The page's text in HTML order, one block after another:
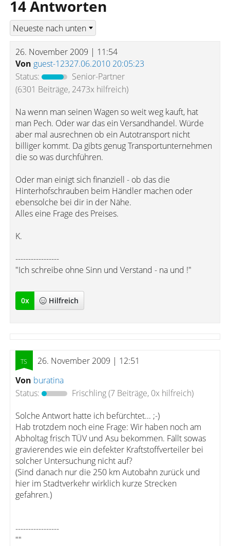
14 Antworten
26. November 2009 | 11:54
Von guest-12327.06.2010 20:05:23
Status:
Senior-Partner
(6301 Beiträge, 2473x hilfreich)
Na wenn man seinen Wagen so weit weg kauft, hat
man Pech. Oder war das ein Versandhandel. Würde
aber mal ausrechnen ob ein Autotransport nicht
billiger kommt. Da gibts genug Transportunternehmen
die so was durchführen.
Oder man einigt sich finanziell - ob das die
Hinterhofschrauben beim Händler machen oder
ebensolche bei dir in der Nähe.
Alles eine Frage des Preises.
K.
-----------------
"Ich schreibe ohne Sinn und Verstand - na und !"
0x Hilfreich
26. November 2009 | 12:51
Von buratina
Status:
Frischling(7 Beiträge, 0x hilfreich)
Solche Antwort hatte ich befürchtet... ;-)
Hab trotzdem noch eine Frage: Wir haben noch am
Abholtag frisch TÜV und Asu bekommen. Fällt sowas
gravierendes wie ein defekter Kraftstoffverteiler bei
solcher Untersuchung nicht auf?
(Sind danach nur die 250 km Autobahn zurück und
hier im Stadtverkehr wirklich kurze Strecken
gefahren.)
-----------------
""